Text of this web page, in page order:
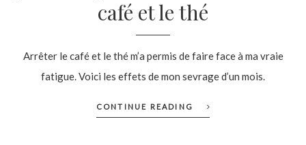
café et le thé
Arrêter le café et le thé m’a permis de faire face à ma vraie
fatigue. Voici les effets de mon sevrage d’un mois.
CONTINUE READING